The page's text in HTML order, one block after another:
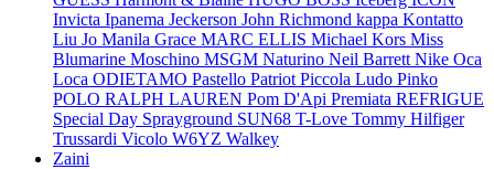
Invicta Ipanema Jeckerson John Richmond kappa Kontatto
Liu Jo Manila Grace MARC ELLIS Michael Kors Miss
Blumarine Moschino MSGM Naturino Neil Barrett Nike Oca
Loca ODIETAMO Pastello Patriot Piccola Ludo Pinko
POLO RALPH LAUREN Pom D'Api Premiata REFRIGUE
Special Day Sprayground SUN68 T-Love Tommy Hilfiger
Trussardi Vicolo W6YZ Walkey
Zaini